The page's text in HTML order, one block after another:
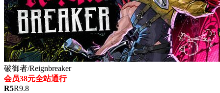
破御者/Reignbreaker
会员38元全站通行
R5R9.8